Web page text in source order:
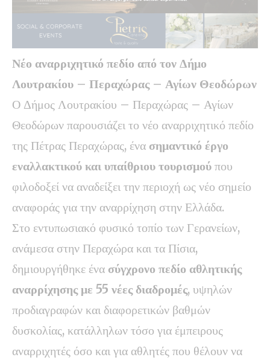
Νέο αναρριχητικό πεδίο από τον Δήμο
Λουτρακίου – Περαχώρας – Αγίων Θεοδώρων
Ο Δήμος Λουτρακίου – Περαχώρας – Αγίων
Θεοδώρων παρουσιάζει το νέο αναρριχητικό πεδίο
της Πέτρας Περαχώρας, ένα σημαντικό έργο
εναλλακτικού και υπαίθριου τουρισμού που
φιλοδοξεί να αναδείξει την περιοχή ως νέο σημείο
αναφοράς για την αναρρίχηση στην Ελλάδα.
Στο εντυπωσιακό φυσικό τοπίο των Γερανείων,
ανάμεσα στην Περαχώρα και τα Πίσια,
δημιουργήθηκε ένα σύγχρονο πεδίο αθλητικής
αναρρίχησης με 55 νέες διαδρομές, υψηλών
προδιαγραφών και διαφορετικών βαθμών
δυσκολίας, κατάλληλων τόσο για έμπειρους
αναρριχητές όσο και για αθλητές που θέλουν να